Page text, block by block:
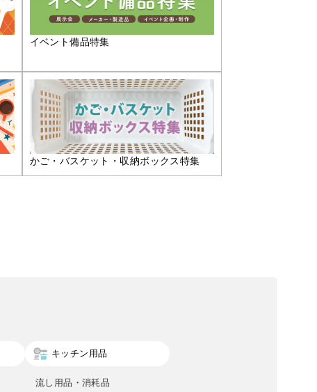
イベント備品特集
かご・バスケット・収納ボックス特集
キッチン用品
流し用品・消耗品